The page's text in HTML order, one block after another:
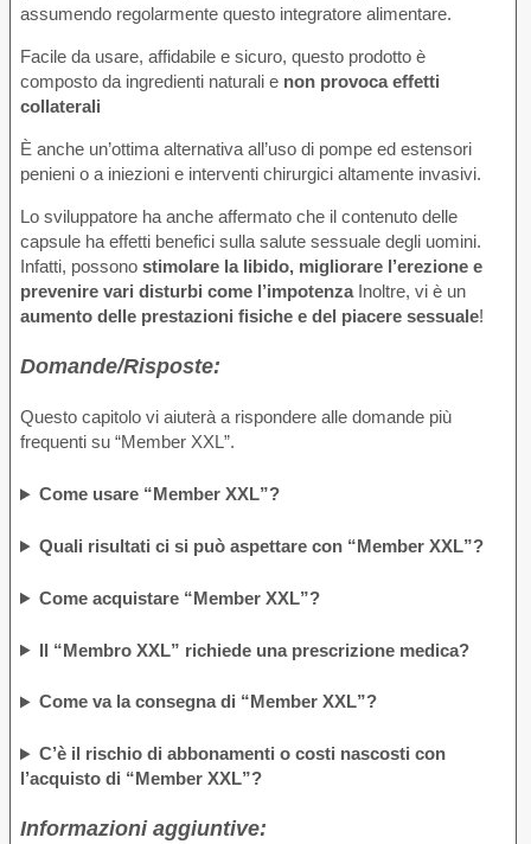
assumendo regolarmente questo integratore alimentare.
Facile da usare, affidabile e sicuro, questo prodotto è
composto da ingredienti naturali e non provoca effetti
collaterali
È anche un’ottima alternativa all’uso di pompe ed estensori
penieni o a iniezioni e interventi chirurgici altamente invasivi.
Lo sviluppatore ha anche affermato che il contenuto delle
capsule ha effetti benefici sulla salute sessuale degli uomini.
Infatti, possono stimolare la libido, migliorare l’erezione e
prevenire vari disturbi come l’impotenzaInoltre, vi è un
aumento delle prestazioni fisiche e del piacere sessuale!
Domande/Risposte:
Questo capitolo vi aiuterà a rispondere alle domande più
frequenti su “Member XXL”.
Come usare “Member XXL”?
Quali risultati ci si può aspettare con “Member XXL”?
Come acquistare “Member XXL”?
Il “Membro XXL” richiede una prescrizione medica?
Come va la consegna di “Member XXL”?
C’è il rischio di abbonamenti o costi nascosti con
l’acquisto di “Member XXL”?
Informazioni aggiuntive: